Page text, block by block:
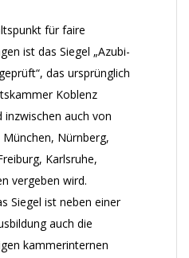
für faire
ist das Siegel „Azubi-
das ursprünglich
Koblenz
auch von
Nürnberg,
Karlsruhe,
vergeben wird.
Siegel ist neben einer
auch die
kammerinternen